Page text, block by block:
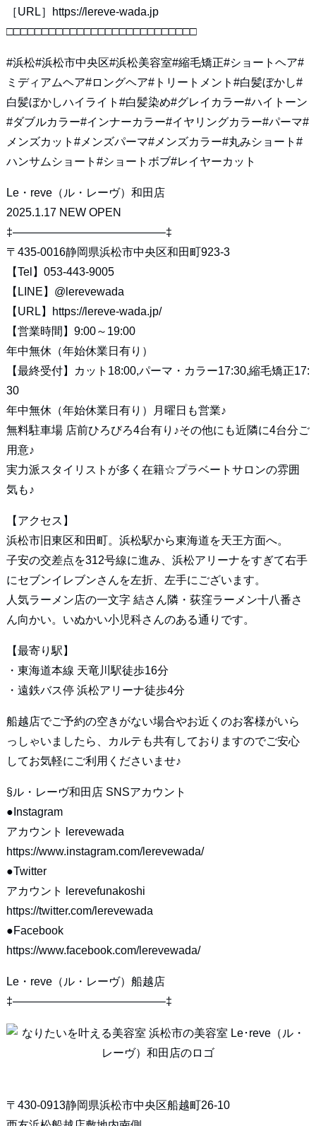
［URL］https://lereve-wada.jp
□□□□□□□□□□□□□□□□□□□□□□□□□□□
#浜松#浜松市中央区#浜松美容室#縮毛矯正#ショートヘア#
ミディアムヘア#ロングヘア#トリートメント#白髪ぼかし#
白髪ぼかしハイライト#白髪染め#グレイカラー#ハイトーン
#ダブルカラー#インナーカラー#イヤリングカラー#パーマ#
メンズカット#メンズパーマ#メンズカラー#丸みショート#
ハンサムショート#ショートボブ#レイヤーカット
Le・reve（ル・レーヴ）和田店
2025.1.17 NEW OPEN
‡—————————————–‡
〒435-0016静岡県浜松市中央区和田町923-3
【Tel】053-443-9005
【LINE】 @lerevewada
【URL】
https://lereve-wada.jp/
【営業時間】9:00～19:00
年中無休（年始休業日有り）
【最終受付】カット18:00,パーマ・カラー17:30,縮毛矯正17:
30
年中無休（年始休業日有り）月曜日も営業♪
無料駐車場 店前ひろびろ4台有り♪その他にも近隣に4台分ご
用意♪
実力派スタイリストが多く在籍☆プラベートサロンの雰囲
気も♪
【アクセス】
浜松市旧東区和田町。浜松駅から東海道を天王方面へ。
子安の交差点を312号線に進み、浜松アリーナをすぎて右手
にセブンイレブンさんを左折、左手にございます。
人気ラーメン店の一文字 結さん隣・荻窪ラーメン十八番さ
ん向かい。いぬかい小児科さんのある通りです。
【最寄り駅】
・東海道本線 天竜川駅徒歩16分
・遠鉄バス停 浜松アリーナ徒歩4分
船越店でご予約の空きがない場合やお近くのお客様がいら
っしゃいましたら、カルテも共有しておりますのでご安心
してお気軽にご利用くださいませ♪
§ル・レーヴ和田店 SNSアカウント
●Instagram
アカウント lerevewada
https://www.instagram.com/lerevewada/
●Twitter
アカウント lerevefunakoshi
https://twitter.com/lerevewada
●Facebook
https://www.facebook.com/lerevewada/
Le・reve（ル・レーヴ）船越店
‡—————————————–‡
〒430-0913静岡県浜松市中央区船越町26-10